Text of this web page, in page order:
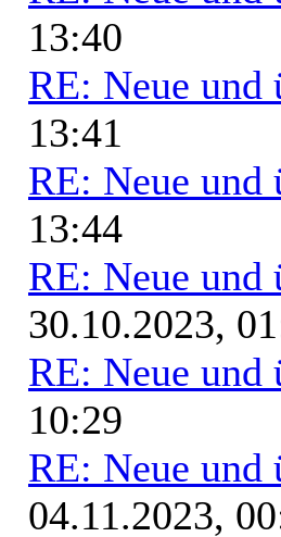
13:40
RE: Neue und
13:41
RE: Neue und
13:44
RE: Neue und
30.10.2023,
RE: Neue und
10:29
RE: Neue und
04.11.2023,